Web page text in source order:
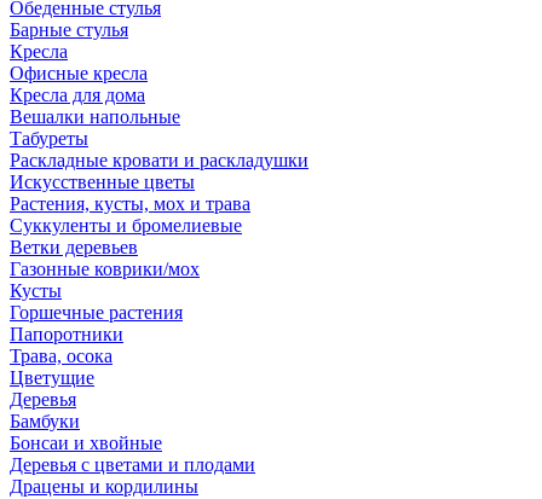
Обеденные стулья
Барные стулья
Кресла
Офисные кресла
Кресла для дома
Вешалки напольные
Табуреты
Раскладные кровати и раскладушки
Искусственные цветы
Растения, кусты, мох и трава
Суккуленты и бромелиевые
Ветки деревьев
Газонные коврики/мох
Кусты
Горшечные растения
Папоротники
Трава, осока
Цветущие
Деревья
Бамбуки
Бонсаи и хвойные
Деревья с цветами и плодами
Драцены и кордилины